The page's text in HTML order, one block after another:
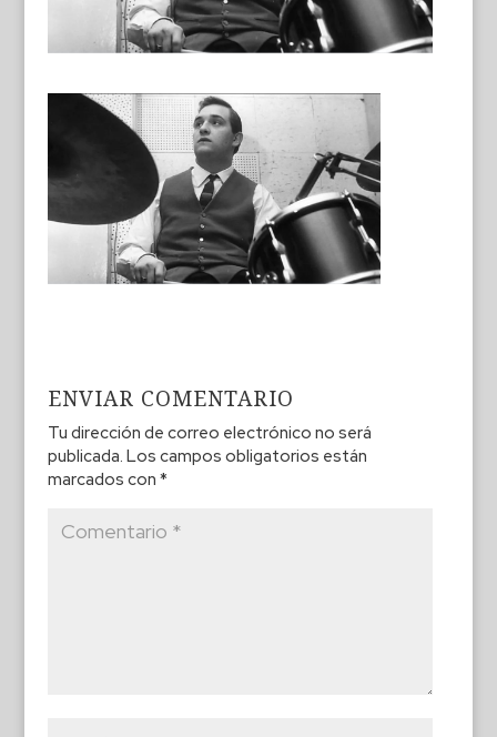
ENVIAR COMENTARIO
Tu dirección de correo electrónico no será
publicada. Los campos obligatorios están
marcados con *